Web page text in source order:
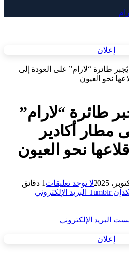
طائرة “لارام” على العودة إلى
نحو العيون
طائرة “لارام”
مطار أكادير
نحو العيون
لا توجد تعليقات 1 دقائق
Tumblr البريد الإلكتروني
البريد الإلكتروني